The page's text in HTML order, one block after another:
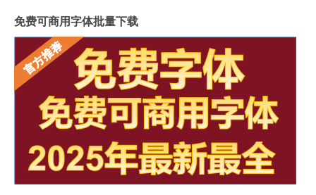
免费可商用字体批量下载